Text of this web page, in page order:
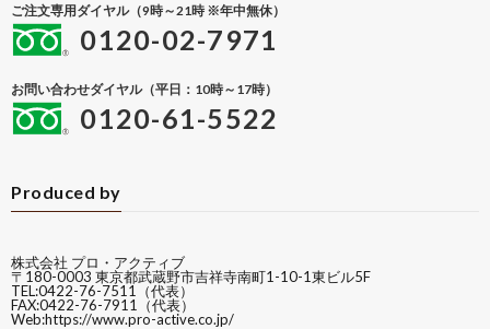
ご注文専用ダイヤル（9時～21時 ※年中無休）
0120-02-7971
お問い合わせダイヤル（平日：10時～17時）
0120-61-5522
Produced by
株式会社 プロ・アクティブ
〒180-0003 東京都武蔵野市吉祥寺南町1-10-1東ビル5F
TEL:0422-76-7511（代表）
FAX:0422-76-7911（代表）
Web:https://www.pro-active.co.jp/